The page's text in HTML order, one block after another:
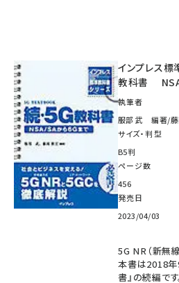
インプレス
教科書
執筆者
服部 武 編著/
サイズ・判型
B5判
ページ数
456
発売日
2023/04/03
5G NR（新無
本書は2018年
書』の続編で